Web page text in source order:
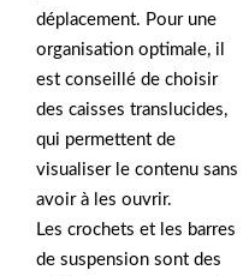
déplacement. Pour une
organisation optimale, il
est conseillé de choisir
des caisses translucides,
qui permettent de
visualiser le contenu sans
avoir à les ouvrir.
Les crochets et les barres
de suspension sont des